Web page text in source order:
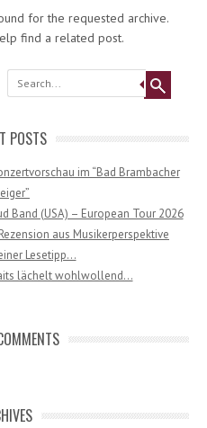
for the requested archive.
find a related post.
Search
POSTS
im “Bad Brambacher
Band (USA) – European Tour 2026
aus Musikerperspektive
Lesetipp…
lächelt wohlwollend…